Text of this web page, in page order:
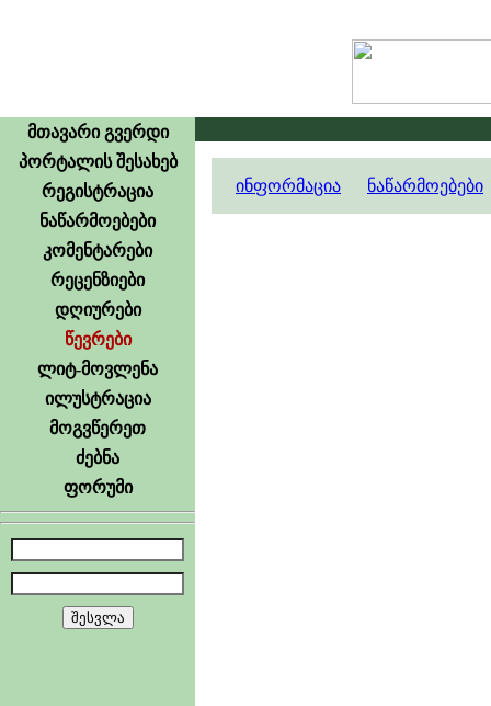
მთავარი გვერდი
პორტალის შესახებ
რეგისტრაცია
ნაწარმოებები
კომენტარები
რეცენზიები
დღიურები
წევრები
ლიტ-მოვლენა
ილუსტრაცია
მოგვწერეთ
ძებნა
ფორუმი
ინფორმაცია ნაწარმოებები